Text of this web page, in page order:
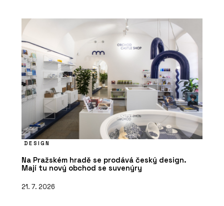
DESIGN
Na Pražském hradě se prodává český design.
Mají tu nový obchod se suvenýry
21. 7. 2026